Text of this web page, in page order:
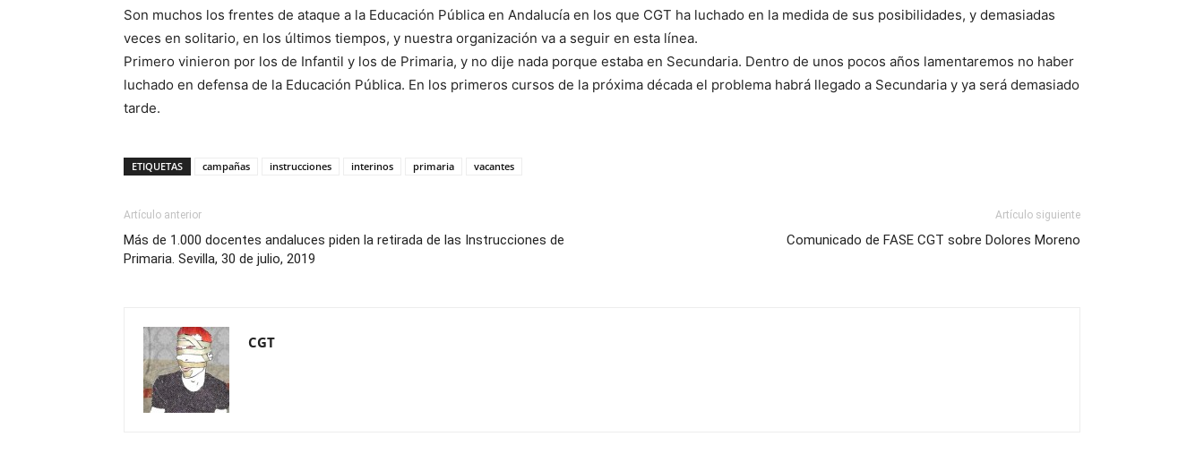
Son muchos los frentes de ataque a la Educación Pública en Andalucía en los que CGT ha luchado en la medida de sus posibilidades, y demasiadas
veces en solitario, en los últimos tiempos, y nuestra organización va a seguir en esta línea.
Primero vinieron por los de Infantil y los de Primaria, y no dije nada porque estaba en Secundaria. Dentro de unos pocos años lamentaremos no haber
luchado en defensa de la Educación Pública. En los primeros cursos de la próxima década el problema habrá llegado a Secundaria y ya será demasiado
tarde.
ETIQUETAS campañas instrucciones interinos primaria vacantes
Artículo anterior
Más de 1.000 docentes andaluces piden la retirada de las Instrucciones de
Primaria. Sevilla, 30 de julio, 2019
Artículo siguiente
Comunicado de FASE CGT sobre Dolores Moreno
CGT